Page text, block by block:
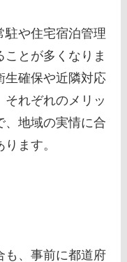
駐や住宅宿泊管理
とが多くなりま
生確保や近隣対応
れぞれのメリッ
、地域の実情に合
ます。
も、事前に都道府